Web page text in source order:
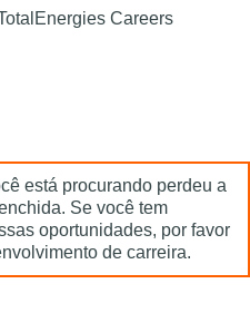
está procurando perdeu a
Se você tem
oportunidades, por favor
de carreira.